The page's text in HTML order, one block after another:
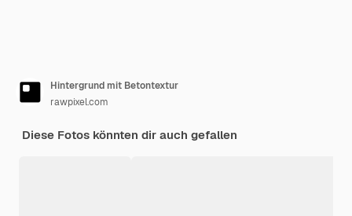
Hintergrund mit Betontextur
rawpixel.com
Diese Fotos könnten dir auch gefallen